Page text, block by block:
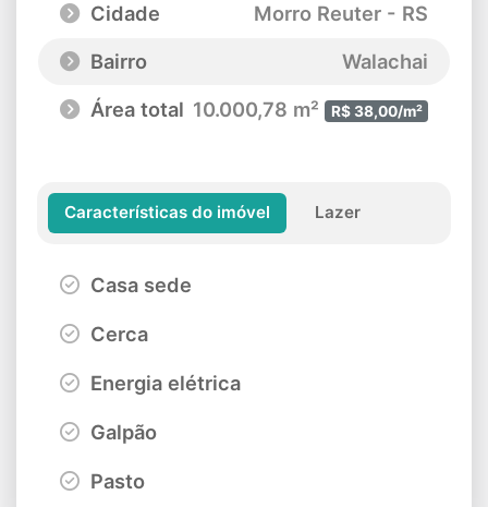
Cidade
Morro Reuter - RS
Bairro
Walachai
Área total 10.000,78 m² R$ 38,00/m²
Características do imóvel Lazer
Casa sede
Cerca
Energia elétrica
Galpão
Pasto